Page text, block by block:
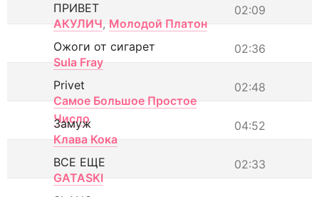
02:09
ПРИВЕТ
АКУЛИЧ, Молодой Платон
02:36
Ожоги от сигарет
Sula Fray
02:48
Privet
Самое Большое Простое
Число
04:52
Замуж
Клава Кока
02:33
ВСЕ ЕЩЕ
GATASKI